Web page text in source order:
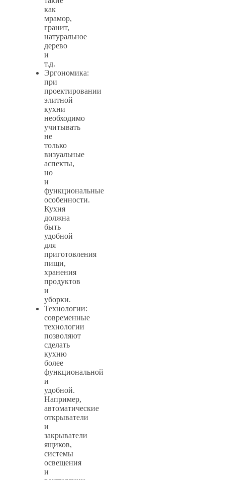
как
мрамор,
гранит,
натуральное
дерево
и
т.д.
Эргономика:
при
проектировании
элитной
кухни
необходимо
учитывать
не
только
визуальные
аспекты,
но
и
функциональные
особенности.
Кухня
должна
быть
удобной
для
приготовления
пищи,
хранения
продуктов
и
уборки.
Технологии:
современные
технологии
позволяют
сделать
кухню
более
функциональной
и
удобной.
Например,
автоматические
открыватели
и
закрыватели
ящиков,
системы
освещения
и